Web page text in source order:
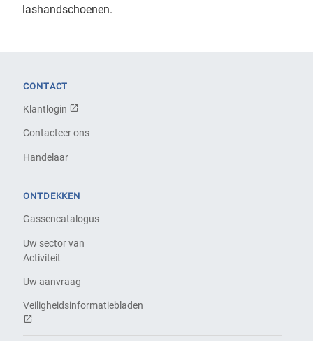
lashandschoenen.
CONTACT
Klantlogin
Contacteer ons
Handelaar
ONTDEKKEN
Gassencatalogus
Uw sector van
Activiteit
Uw aanvraag
Veiligheidsinformatiebladen